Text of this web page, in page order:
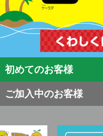
初めてのお客様
ご加入中のお客様